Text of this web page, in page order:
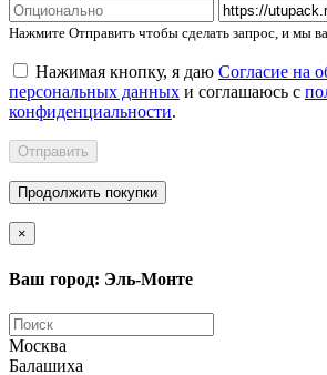
Нажмите Отправить чтобы сделать запрос, и мы
Нажимая кнопку, я даю Согласие на
персональных данных и соглашаюсь с
конфиденциальности.
Отправить
Продолжить покупки
×
Ваш город: Эль-Монте
Москва
Балашиха